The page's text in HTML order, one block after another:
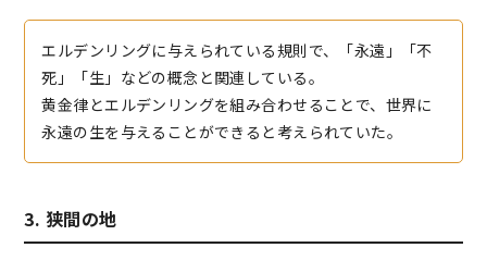
エルデンリングに与えられている規則で、「永遠」「不
死」「生」などの概念と関連している。
黄金律とエルデンリングを組み合わせることで、世界に
永遠の生を与えることができると考えられていた。
3. 狭間の地